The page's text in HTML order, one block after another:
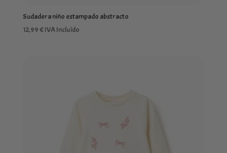
Sudadera niño estampado abstracto
12,99€IVA Incluído